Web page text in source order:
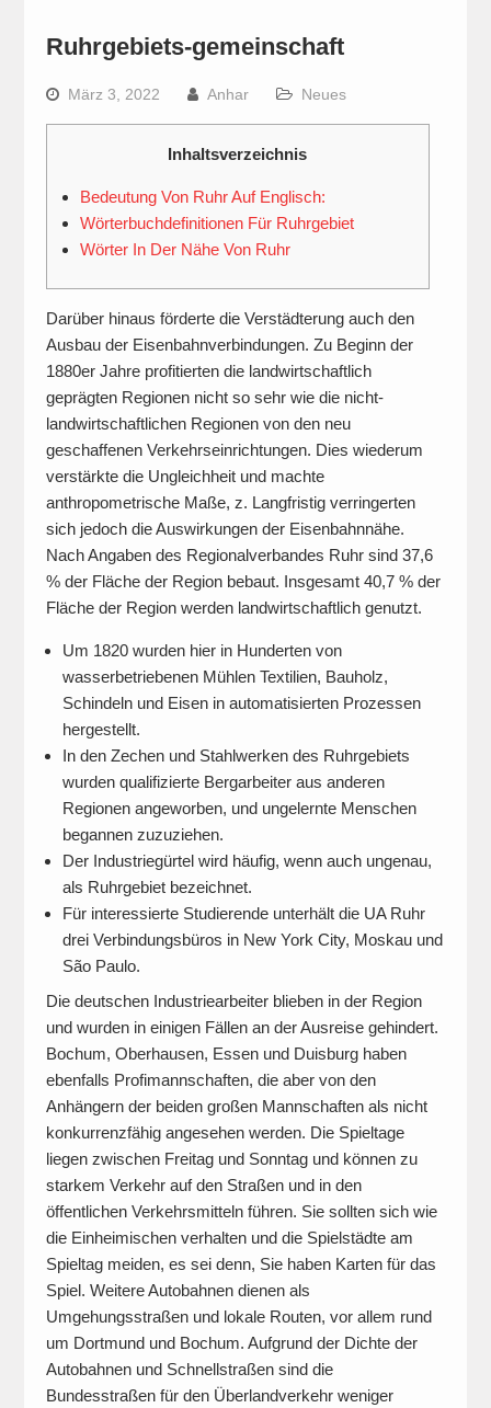
Ruhrgebiets-gemeinschaft
März 3, 2022 Anhar Neues
Inhaltsverzeichnis
Bedeutung Von Ruhr Auf Englisch:
Wörterbuchdefinitionen Für Ruhrgebiet
Wörter In Der Nähe Von Ruhr
Darüber hinaus förderte die Verstädterung auch den
Ausbau der Eisenbahnverbindungen. Zu Beginn der
1880er Jahre profitierten die landwirtschaftlich
geprägten Regionen nicht so sehr wie die nicht-
landwirtschaftlichen Regionen von den neu
geschaffenen Verkehrseinrichtungen. Dies wiederum
verstärkte die Ungleichheit und machte
anthropometrische Maße, z. Langfristig verringerten
sich jedoch die Auswirkungen der Eisenbahnnähe.
Nach Angaben des Regionalverbandes Ruhr sind 37,6
% der Fläche der Region bebaut. Insgesamt 40,7 % der
Fläche der Region werden landwirtschaftlich genutzt.
Um 1820 wurden hier in Hunderten von
wasserbetriebenen Mühlen Textilien, Bauholz,
Schindeln und Eisen in automatisierten Prozessen
hergestellt.
In den Zechen und Stahlwerken des Ruhrgebiets
wurden qualifizierte Bergarbeiter aus anderen
Regionen angeworben, und ungelernte Menschen
begannen zuzuziehen.
Der Industriegürtel wird häufig, wenn auch ungenau,
als Ruhrgebiet bezeichnet.
Für interessierte Studierende unterhält die UA Ruhr
drei Verbindungsbüros in New York City, Moskau und
São Paulo.
Die deutschen Industriearbeiter blieben in der Region
und wurden in einigen Fällen an der Ausreise gehindert.
Bochum, Oberhausen, Essen und Duisburg haben
ebenfalls Profimannschaften, die aber von den
Anhängern der beiden großen Mannschaften als nicht
konkurrenzfähig angesehen werden. Die Spieltage
liegen zwischen Freitag und Sonntag und können zu
starkem Verkehr auf den Straßen und in den
öffentlichen Verkehrsmitteln führen. Sie sollten sich wie
die Einheimischen verhalten und die Spielstädte am
Spieltag meiden, es sei denn, Sie haben Karten für das
Spiel. Weitere Autobahnen dienen als
Umgehungsstraßen und lokale Routen, vor allem rund
um Dortmund und Bochum. Aufgrund der Dichte der
Autobahnen und Schnellstraßen sind die
Bundesstraßen für den Überlandverkehr weniger